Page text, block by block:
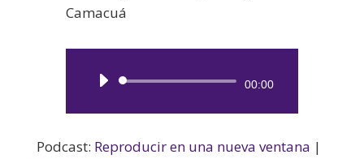
Camacuá
Reproductor
00:00
Podcast: Reproducir en una nueva ventana |